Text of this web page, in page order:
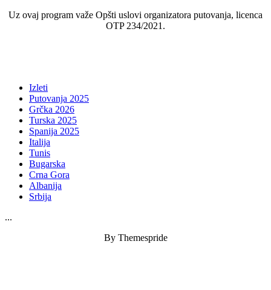
Uz ovaj program važe Opšti uslovi organizatora putovanja, licenca
OTP 234/2021.
Izleti
Putovanja 2025
Grčka 2026
Turska 2025
Spanija 2025
Italija
Tunis
Bugarska
Crna Gora
Albanija
Srbija
...
By Themespride